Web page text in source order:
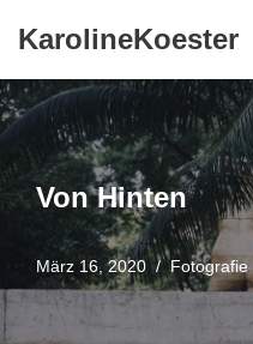
Inhalt
springen
KarolineKoester
Von Hinten
März 16, 2020 Fotografie